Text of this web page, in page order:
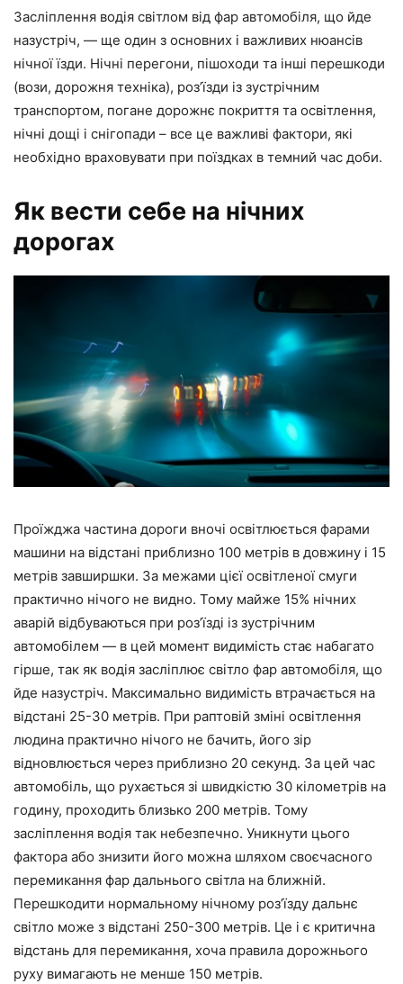
Засліплення водія світлом від фар автомобіля, що йде
назустріч, — ще один з основних і важливих нюансів
нічної їзди. Нічні перегони, пішоходи та інші перешкоди
(вози, дорожня техніка), роз’їзди із зустрічним
транспортом, погане дорожнє покриття та освітлення,
нічні дощі і снігопади – все це важливі фактори, які
необхідно враховувати при поїздках в темний час доби.
Як вести себе на нічних
дорогах
Проїжджа частина дороги вночі освітлюється фарами
машини на відстані приблизно 100 метрів в довжину і 15
метрів завширшки. За межами цієї освітленої смуги
практично нічого не видно. Тому майже 15% нічних
аварій відбуваються при роз’їзді із зустрічним
автомобілем — в цей момент видимість стає набагато
гірше, так як водія засліплює світло фар автомобіля, що
йде назустріч. Максимально видимість втрачається на
відстані 25-30 метрів. При раптовій зміні освітлення
людина практично нічого не бачить, його зір
відновлюється через приблизно 20 секунд. За цей час
автомобіль, що рухається зі швидкістю 30 кілометрів на
годину, проходить близько 200 метрів. Тому
засліплення водія так небезпечно. Уникнути цього
фактора або знизити його можна шляхом своєчасного
перемикання фар дальнього світла на ближній.
Перешкодити нормальному нічному роз’їзду дальнє
світло може з відстані 250-300 метрів. Це і є критична
відстань для перемикання, хоча правила дорожнього
руху вимагають не менше 150 метрів.